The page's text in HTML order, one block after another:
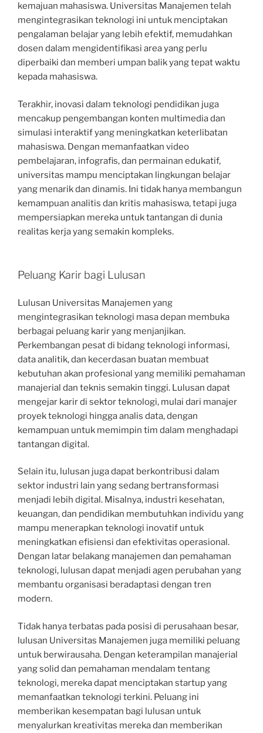
kemajuan mahasiswa. Universitas Manajemen telah
mengintegrasikan teknologi ini untuk menciptakan
pengalaman belajar yang lebih efektif, memudahkan
dosen dalam mengidentifikasi area yang perlu
diperbaiki dan memberi umpan balik yang tepat waktu
kepada mahasiswa.
Terakhir, inovasi dalam teknologi pendidikan juga
mencakup pengembangan konten multimedia dan
simulasi interaktif yang meningkatkan keterlibatan
mahasiswa. Dengan memanfaatkan video
pembelajaran, infografis, dan permainan edukatif,
universitas mampu menciptakan lingkungan belajar
yang menarik dan dinamis. Ini tidak hanya membangun
kemampuan analitis dan kritis mahasiswa, tetapi juga
mempersiapkan mereka untuk tantangan di dunia
realitas kerja yang semakin kompleks.
Peluang Karir bagi Lulusan
Lulusan Universitas Manajemen yang
mengintegrasikan teknologi masa depan membuka
berbagai peluang karir yang menjanjikan.
Perkembangan pesat di bidang teknologi informasi,
data analitik, dan kecerdasan buatan membuat
kebutuhan akan profesional yang memiliki pemahaman
manajerial dan teknis semakin tinggi. Lulusan dapat
mengejar karir di sektor teknologi, mulai dari manajer
proyek teknologi hingga analis data, dengan
kemampuan untuk memimpin tim dalam menghadapi
tantangan digital.
Selain itu, lulusan juga dapat berkontribusi dalam
sektor industri lain yang sedang bertransformasi
menjadi lebih digital. Misalnya, industri kesehatan,
keuangan, dan pendidikan membutuhkan individu yang
mampu menerapkan teknologi inovatif untuk
meningkatkan efisiensi dan efektivitas operasional.
Dengan latar belakang manajemen dan pemahaman
teknologi, lulusan dapat menjadi agen perubahan yang
membantu organisasi beradaptasi dengan tren
modern.
Tidak hanya terbatas pada posisi di perusahaan besar,
lulusan Universitas Manajemen juga memiliki peluang
untuk berwirausaha. Dengan keterampilan manajerial
yang solid dan pemahaman mendalam tentang
teknologi, mereka dapat menciptakan startup yang
memanfaatkan teknologi terkini. Peluang ini
memberikan kesempatan bagi lulusan untuk
menyalurkan kreativitas mereka dan memberikan